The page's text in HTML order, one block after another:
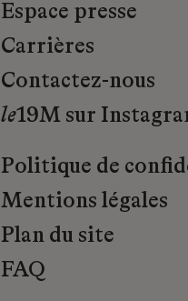
Espace presse
Carrières
Contactez-nous
le19M sur
Politique de
Mentions légales
Plan du site
FAQ